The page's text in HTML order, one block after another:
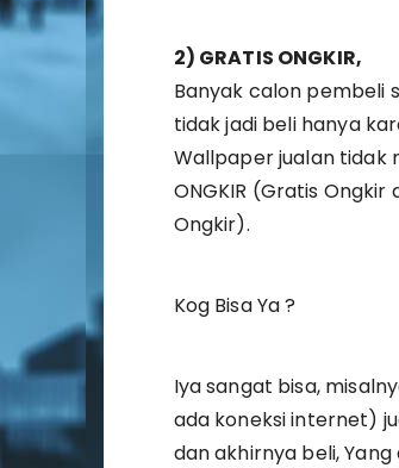
2) GRATIS ONGKIR,
Banyak calon pembeli
tidak jadi beli hanya
Wallpaper jualan tidak
ONGKIR (Gratis Ongkir
Ongkir).
Kog Bisa Ya ?
Iya sangat bisa,
ada koneksi internet)
dan akhirnya beli,